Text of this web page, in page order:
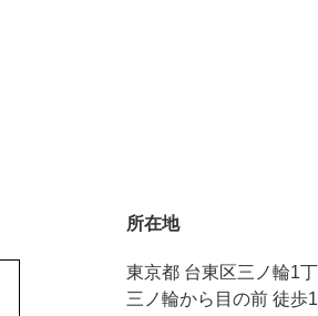
所在地
東京都 台東区三ノ輪1
三ノ輪から目の前 徒歩